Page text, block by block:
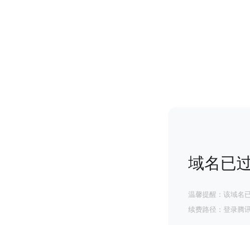
域名已
温馨提醒：该域名
续费路径：登录腾